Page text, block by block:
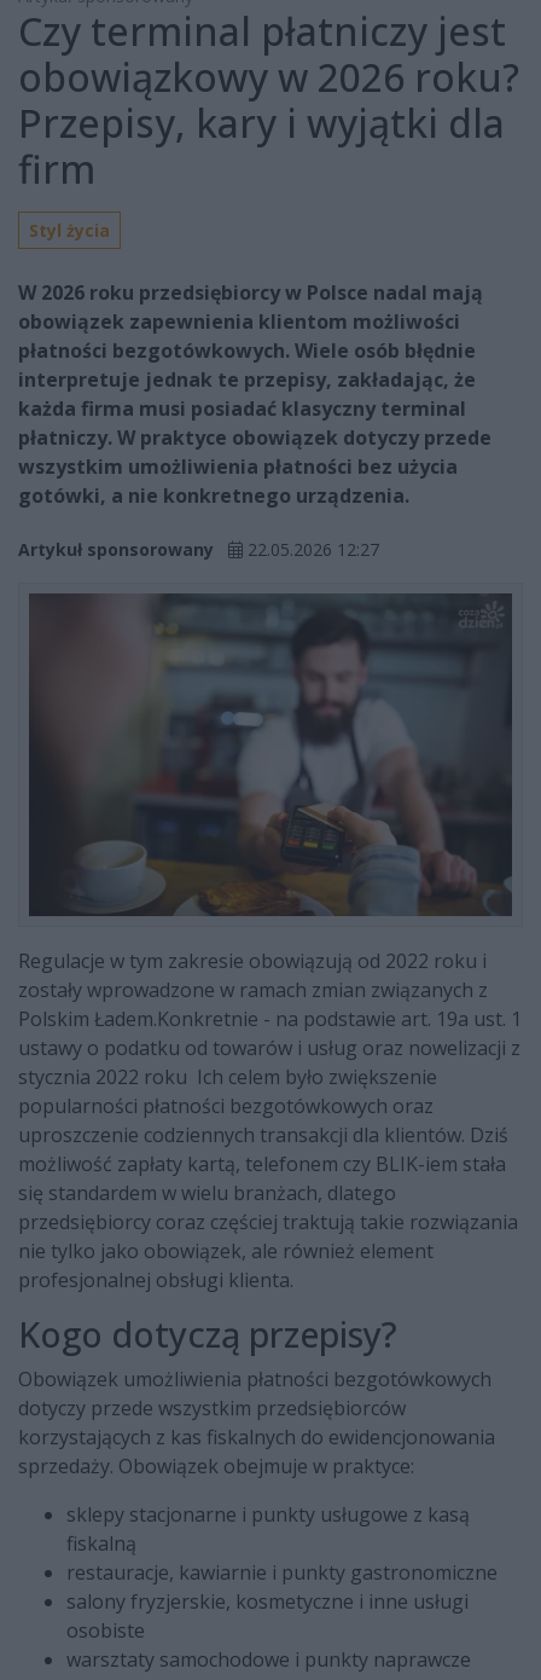
Czy terminal płatniczy jest
obowiązkowy w 2026 roku?
Przepisy, kary i wyjątki dla
firm
Styl życia
W 2026 roku przedsiębiorcy w Polsce nadal mają
obowiązek zapewnienia klientom możliwości
płatności bezgotówkowych. Wiele osób błędnie
interpretuje jednak te przepisy, zakładając, że
każda firma musi posiadać klasyczny terminal
płatniczy. W praktyce obowiązek dotyczy przede
wszystkim umożliwienia płatności bez użycia
gotówki, a nie konkretnego urządzenia.
Artykuł sponsorowany 22.05.2026 12:27
Regulacje w tym zakresie obowiązują od 2022 roku i
zostały wprowadzone w ramach zmian związanych z
Polskim Ładem.Konkretnie - na podstawie art. 19a ust. 1
ustawy o podatku od towarów i usług oraz nowelizacji z
stycznia 2022 roku Ich celem było zwiększenie
popularności płatności bezgotówkowych oraz
uproszczenie codziennych transakcji dla klientów. Dziś
możliwość zapłaty kartą, telefonem czy BLIK-iem stała
się standardem w wielu branżach, dlatego
przedsiębiorcy coraz częściej traktują takie rozwiązania
nie tylko jako obowiązek, ale również element
profesjonalnej obsługi klienta.
Kogo dotyczą przepisy?
Obowiązek umożliwienia płatności bezgotówkowych
dotyczy przede wszystkim przedsiębiorców
korzystających z kas fiskalnych do ewidencjonowania
sprzedaży. Obowiązek obejmuje w praktyce:
sklepy stacjonarne i punkty usługowe z kasą
fiskalną
restauracje, kawiarnie i punkty gastronomiczne
salony fryzjerskie, kosmetyczne i inne usługi
osobiste
warsztaty samochodowe i punkty naprawcze